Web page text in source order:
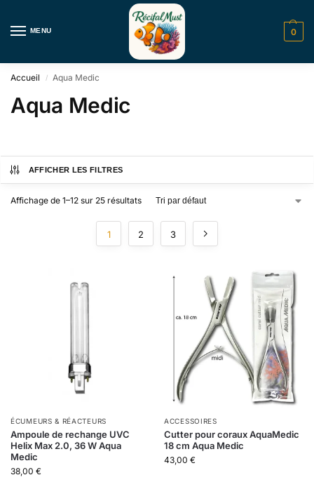
MENU 0
Accueil / Aqua Medic
Aqua Medic
AFFICHER LES FILTRES
Affichage de 1–12 sur 25 résultats
1 2 3
ÉCUMEURS & RÉACTEURS
Ampoule de rechange UVC
Helix Max 2.0, 36 W Aqua
Medic
38,00 €
ACCESSOIRES
Cutter pour coraux AquaMedic
18 cm Aqua Medic
43,00 €